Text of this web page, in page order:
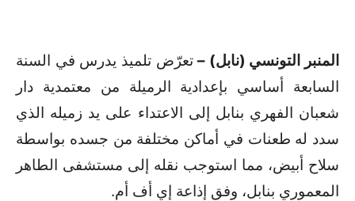
المنبر التونسي (نابل) –تعرّض تلميذ يدرس في السنة
السابعة أساسي بإعدادية الرميلة من معتمدية دار
شعبان الفهري بنابل إلى الاعتداء على يد زميله الذي
سدد له طعنات في أماكن مختلفة من جسده بواسطة
سلاح أبيض، مما استوجب نقله إلى مستشفى الطاهر
المعموري بنابل، وفق إذاعة إي أف أم.